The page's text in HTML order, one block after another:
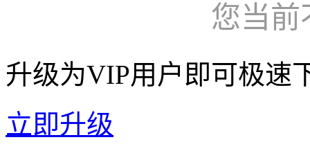
您当前
升级为VIP用户即可极速
立即升级